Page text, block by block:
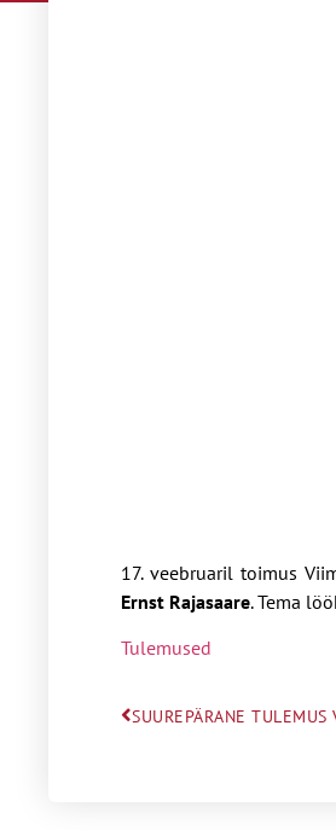
17. veebruaril toimus
Ernst Rajasaare. Tema
Tulemused
SUUREPÄRANE